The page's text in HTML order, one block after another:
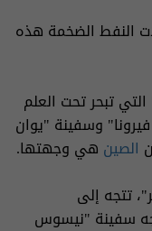
النفط الضخمة هذه
تبحر تحت العلم
وسفينة "يوان
الصين هي وجهتها.
تتجه إلى
سفينة "نيسوس